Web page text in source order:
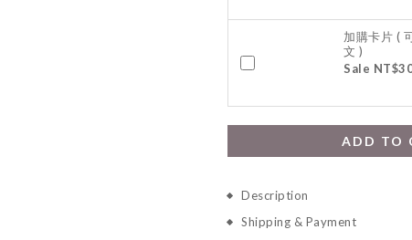
加購卡片 (
文 )
Sale
ADD TO
Description
Shipping & Payment